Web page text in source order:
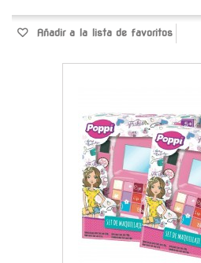
Añadir a la lista de favoritos